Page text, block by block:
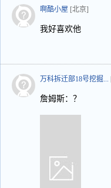
啊酷小屋 [北京]
我好喜欢他
万科拆迁部18号挖掘...
詹姆斯：？